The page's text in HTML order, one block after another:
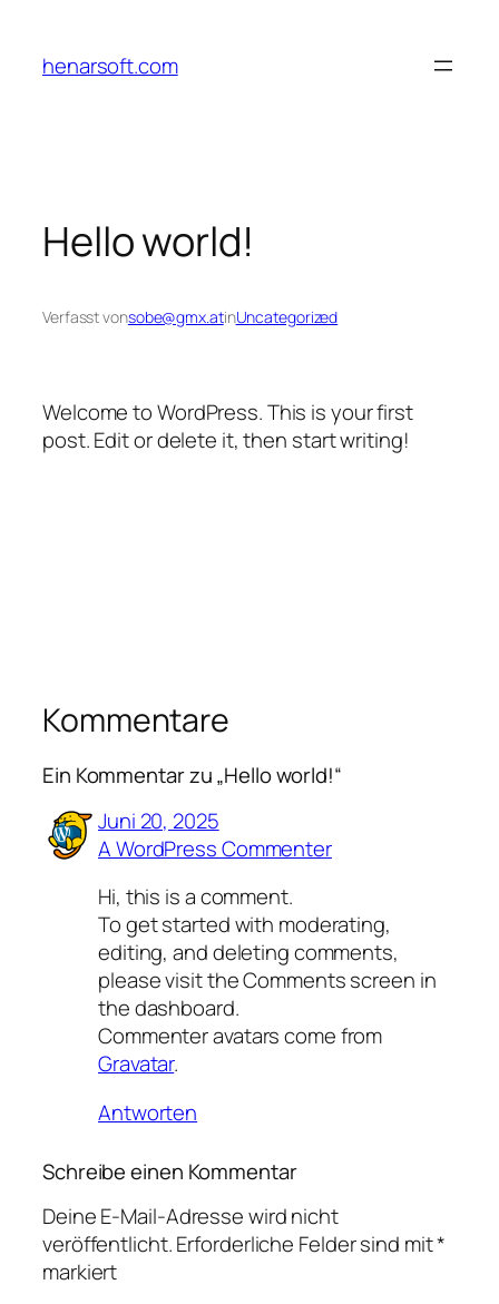
springen
henarsoft.com
Hello world!
Verfasst vonsobe@gmx.atinUncategorized
Welcome to WordPress. This is your first
post. Edit or delete it, then start writing!
Kommentare
Ein Kommentar zu „Hello world!“
Juni 20, 2025
A WordPress Commenter
Hi, this is a comment.
To get started with moderating,
editing, and deleting comments,
please visit the Comments screen in
the dashboard.
Commenter avatars come from
Gravatar.
Antworten
Schreibe einen Kommentar
Deine E-Mail-Adresse wird nicht
veröffentlicht.Erforderliche Felder sind mit*
markiert